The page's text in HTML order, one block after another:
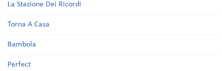
La Stazione Dei Ricordi
Torna A Casa
Bambola
Perfect